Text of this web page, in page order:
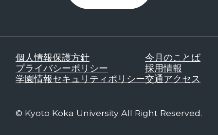
個人情報保護方針
プライバシーポリシー
学園情報セキュリティポリシー
今月のことば
採用情報
交通アクセス
© Kyoto Koka University All Right Reserved.